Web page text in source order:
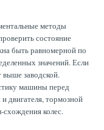
методы
состояние
быть равномерной по
значений. Если
заводской.
машины перед
двигателя, тормозной
схождения колес.